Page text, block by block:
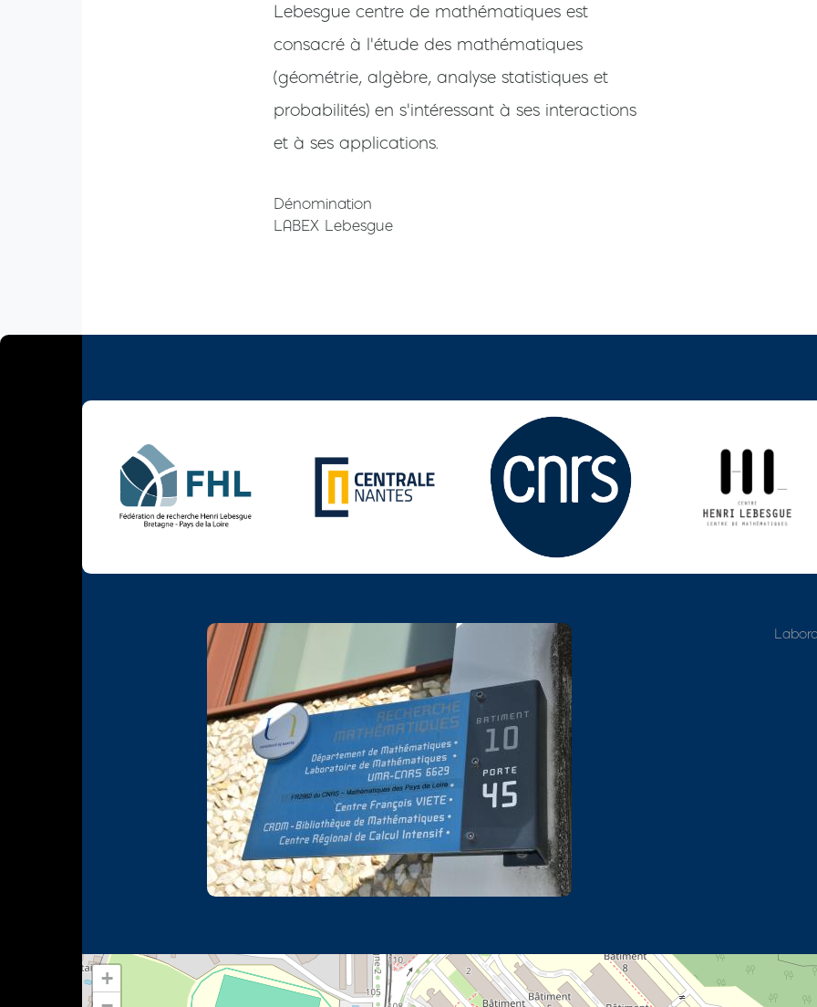
Lebesgue centre de mathématiques est
consacré à l'étude des mathématiques
(géométrie, algèbre, analyse statistiques et
probabilités) en s'intéressant à ses interactions
et à ses applications.
Dénomination
LABEX Lebesgue
+